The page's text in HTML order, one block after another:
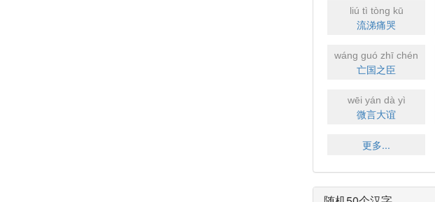
liú tì tòng kū
流涕痛哭
wáng guó zhī chén
亡国之臣
wēi yán dà yì
微言大谊
更多...